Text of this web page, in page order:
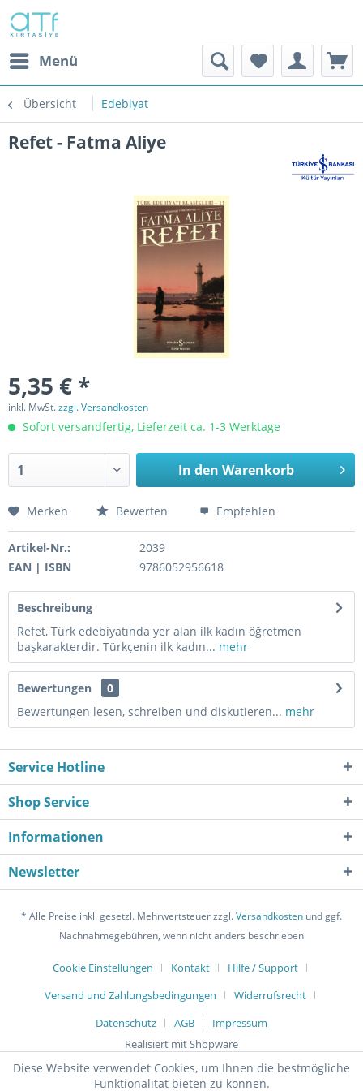
Menü
Übersicht Edebiyat
Refet - Fatma Aliye
5,35 € *
inkl. MwSt.zzgl. Versandkosten
Sofort versandfertig, Lieferzeit ca. 1-3 Werktage
In den Warenkorb
Merken Bewerten Empfehlen
Artikel-Nr.:
2039
EAN | ISBN
9786052956618
Beschreibung
Refet, Türk edebiyatında yer alan ilk kadın öğretmen
başkarakterdir. Türkçenin ilk kadın... mehr
Bewertungen
0
Bewertungen lesen, schreiben und diskutieren... mehr
Service Hotline
Shop Service
Informationen
Newsletter
* Alle Preise inkl. gesetzl. Mehrwertsteuer zzgl.Versandkosten und ggf.
Nachnahmegebühren, wenn nicht anders beschrieben
Cookie Einstellungen Kontakt
Hilfe / Support
Versand und Zahlungsbedingungen
Widerrufsrecht
Datenschutz
AGB
Impressum
Realisiert mit Shopware
Diese Website verwendet Cookies, um Ihnen die bestmögliche
Funktionalität bieten zu können.